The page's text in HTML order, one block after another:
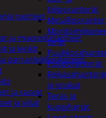
tiiliporanterät
terät
Puuporanterät
ja istukat
Teräs ja
kuppiharjat
tuotteet
ja muotoilutuotteet
ja lenkit
parranleikkuukoneet
ja rasvat
ja viilat